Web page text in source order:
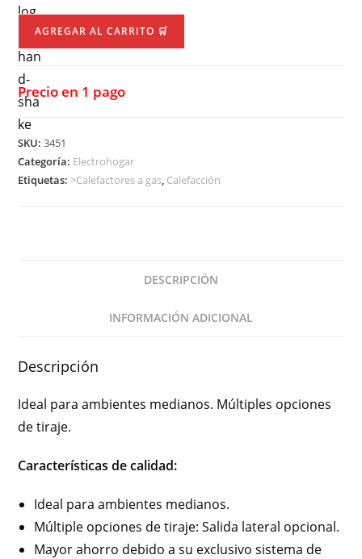
AGREGAR AL CARRITO 🛒
Precio en 1 pago
SKU:3451
Categoría: Electrohogar
Etiquetas:>Calefactores a gas, Calefacción
DESCRIPCIÓN
INFORMACIÓN ADICIONAL
Descripción
Ideal para ambientes medianos. Múltiples opciones
de tiraje.
Características de calidad:
Ideal para ambientes medianos.
Múltiple opciones de tiraje: Salida lateral opcional.
Mayor ahorro debido a su exclusivo sistema de